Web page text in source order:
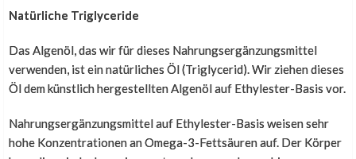
Natürliche Triglyceride
Das Algenöl, das wir für dieses Nahrungsergänzungsmittel
verwenden, ist ein natürliches Öl (Triglycerid). Wir ziehen dieses
Öl dem künstlich hergestellten Algenöl auf Ethylester-Basis vor.
Nahrungsergänzungsmittel auf Ethylester-Basis weisen sehr
hohe Konzentrationen an Omega-3-Fettsäuren auf. Der Körper